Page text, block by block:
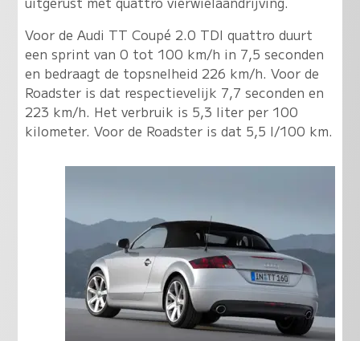
Voor de Audi TT Coupé 2.0 TDI quattro duurt
een sprint van 0 tot 100 km/h in 7,5 seconden
en bedraagt de topsnelheid 226 km/h. Voor de
Roadster is dat respectievelijk 7,7 seconden en
223 km/h. Het verbruik is 5,3 liter per 100
kilometer. Voor de Roadster is dat 5,5 l/100 km.